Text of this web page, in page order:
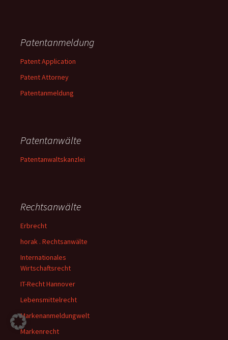
Patentanmeldung
Patent Application
Patent Attorney
Patentanmeldung
Patentanwälte
Patentanwaltskanzlei
Rechtsanwälte
Erbrecht
horak . Rechtsanwälte
Internationales
Wirtschaftsrecht
IT-Recht Hannover
Lebensmittelrecht
Markenanmeldungwelt
Markenrecht